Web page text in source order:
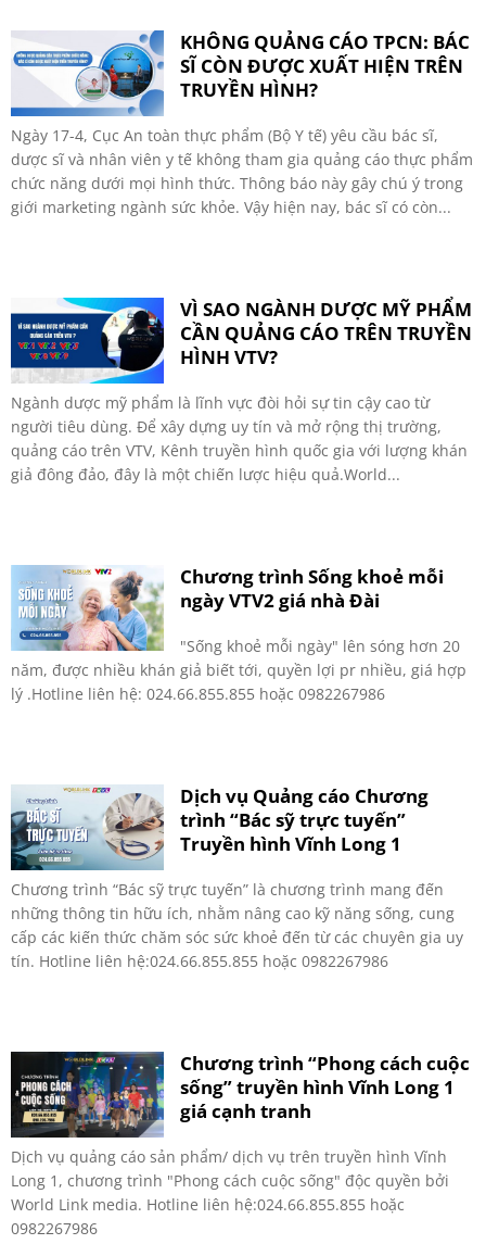
KHÔNG QUẢNG CÁO TPCN: BÁC
SĨ CÒN ĐƯỢC XUẤT HIỆN TRÊN
TRUYỀN HÌNH?
Ngày 17-4, Cục An toàn thực phẩm (Bộ Y tế) yêu cầu bác sĩ,
dược sĩ và nhân viên y tế không tham gia quảng cáo thực phẩm
chức năng dưới mọi hình thức. Thông báo này gây chú ý trong
giới marketing ngành sức khỏe. Vậy hiện nay, bác sĩ có còn...
VÌ SAO NGÀNH DƯỢC MỸ PHẨM
CẦN QUẢNG CÁO TRÊN TRUYỀN
HÌNH VTV?
Ngành dược mỹ phẩm là lĩnh vực đòi hỏi sự tin cậy cao từ
người tiêu dùng. Để xây dựng uy tín và mở rộng thị trường,
quảng cáo trên VTV, Kênh truyền hình quốc gia với lượng khán
giả đông đảo, đây là một chiến lược hiệu quả.World...
Chương trình Sống khoẻ mỗi
ngày VTV2 giá nhà Đài
"Sống khoẻ mỗi ngày" lên sóng hơn 20
năm, được nhiều khán giả biết tới, quyền lợi pr nhiều, giá hợp
lý .Hotline liên hệ: 024.66.855.855 hoặc 0982267986
Dịch vụ Quảng cáo Chương
trình “Bác sỹ trực tuyến”
Truyền hình Vĩnh Long 1
Chương trình “Bác sỹ trực tuyến” là chương trình mang đến
những thông tin hữu ích, nhằm nâng cao kỹ năng sống, cung
cấp các kiến thức chăm sóc sức khoẻ đến từ các chuyên gia uy
tín. Hotline liên hệ:024.66.855.855 hoặc 0982267986
Chương trình “Phong cách cuộc
sống” truyền hình Vĩnh Long 1
giá cạnh tranh
Dịch vụ quảng cáo sản phẩm/ dịch vụ trên truyền hình Vĩnh
Long 1, chương trình "Phong cách cuộc sống" độc quyền bởi
World Link media. Hotline liên hệ:024.66.855.855 hoặc
0982267986